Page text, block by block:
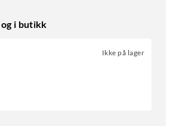
i butikk
Ikke på lager